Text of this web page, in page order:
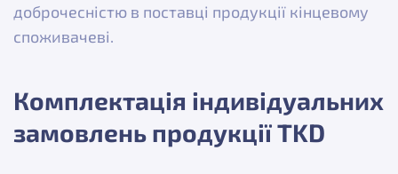
доброчесністю в поставці продукції кінцевому
споживачеві.
Комплектація індивідуальних
замовлень продукції TKD